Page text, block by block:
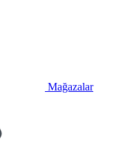
Mağazalar